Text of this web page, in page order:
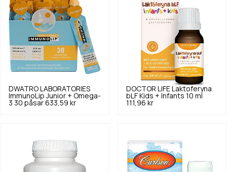
DWATRO LABORATORIES
ImmunoLip Junior + Omega-
3 30 påsar 633,59 kr
DOCTOR LIFE
Laktoferyna
bLF Kids + Infants 10 ml
111,96 kr